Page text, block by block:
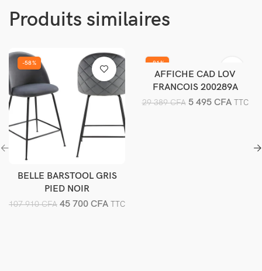
Produits similaires
-58%
Ajouter au panier
BELLE BARSTOOL GRIS
PIED NOIR
107 910CFA 45 700 CFA TTC
-81%
Ajouter au panier
AFFICHE CAD LOV
FRANCOIS 200289A
29 389CFA 5 495 CFA TTC